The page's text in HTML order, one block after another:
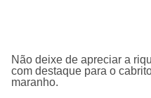
Não deixe de apreciar a
com destaque para o
maranho.